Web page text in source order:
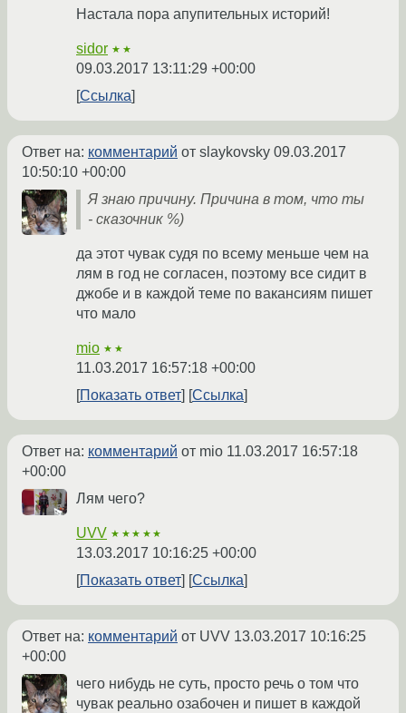
Настала пора апупительных историй!
sidor ★★
09.03.2017 13:11:29 +00:00
Ссылка
Ответ на: комментарий от slaykovsky 09.03.2017
10:50:10 +00:00
Я знаю причину. Причина в том, что ты
- сказочник %)
да этот чувак судя по всему меньше чем на
лям в год не согласен, поэтому все сидит в
джобе и в каждой теме по вакансиям пишет
что мало
mio ★★
11.03.2017 16:57:18 +00:00
Показать ответ
Ссылка
Ответ на: комментарий от mio 11.03.2017 16:57:18
+00:00
Лям чего?
UVV ★★★★★
13.03.2017 10:16:25 +00:00
Показать ответ
Ссылка
Ответ на: комментарий от UVV 13.03.2017 10:16:25
+00:00
чего нибудь не суть, просто речь о том что
чувак реально озабочен и пишет в каждой